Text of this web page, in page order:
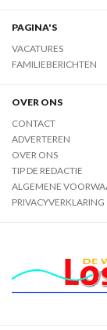
PAGINA'S
VACATURES
FAMILIEBERICHTEN
OVER ONS
CONTACT
ADVERTEREN
OVER ONS
TIP DE REDACTIE
ALGEMENE
PRIVACYVERKLARING